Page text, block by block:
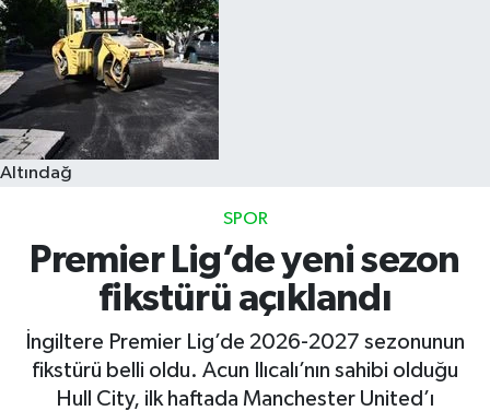
Altındağ
SPOR
Premier Lig’de yeni sezon
fikstürü açıklandı
İngiltere Premier Lig’de 2026-2027 sezonunun
fikstürü belli oldu. Acun Ilıcalı’nın sahibi olduğu
Hull City, ilk haftada Manchester United’ı